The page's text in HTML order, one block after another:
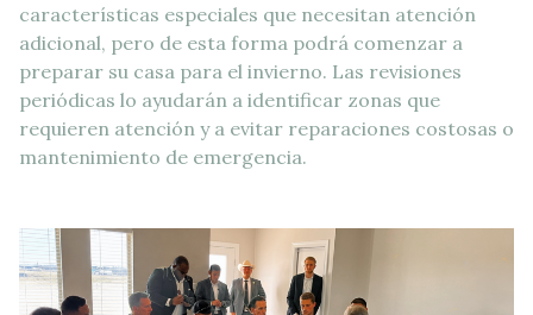
características especiales que necesitan atención
adicional, pero de esta forma podrá comenzar a
preparar su casa para el invierno. Las revisiones
periódicas lo ayudarán a identificar zonas que
requieren atención y a evitar reparaciones costosas o
mantenimiento de emergencia.